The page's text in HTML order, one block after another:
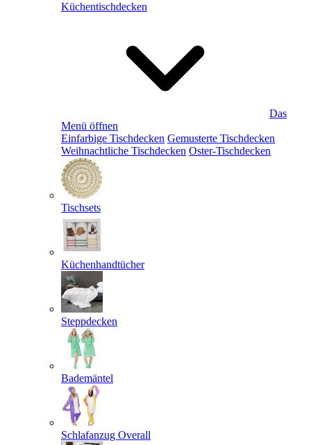
Küchentischdecken
Das
Menü öffnen
Einfarbige Tischdecken Gemusterte Tischdecken
Weihnachtliche Tischdecken Oster-Tischdecken
Tischsets
Küchenhandtücher
Steppdecken
Bademäntel
Schlafanzug Overall